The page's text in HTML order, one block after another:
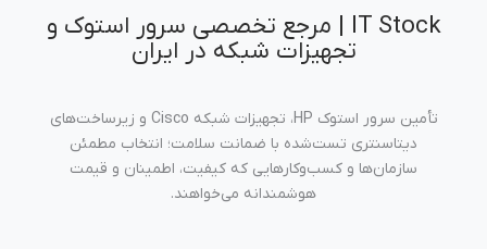
IT Stock | مرجع تخصصی سرور استوک و
تجهیزات شبکه در ایران
تأمین سرور استوک HP، تجهیزات شبکه Cisco و زیرساخت‌های
دیتاسنتری تست‌شده با ضمانت سلامت؛ انتخاب مطمئن
سازمان‌ها و کسب‌وکارهایی که کیفیت، اطمینان و قیمت
هوشمندانه می‌خواهند.